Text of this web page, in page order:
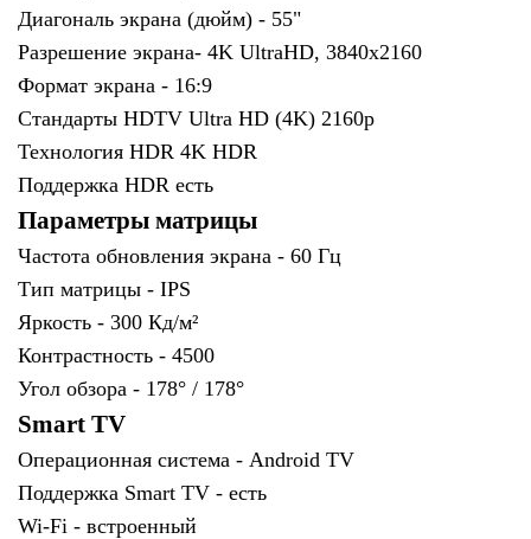
Диагональ экрана (дюйм) - 55"
Разрешение экрана- 4K UltraHD, 3840x2160
Формат экрана - 16:9
Стандарты HDTV Ultra HD (4K) 2160p
Технология HDR 4K HDR
Поддержка HDR есть
Параметры матрицы
Частота обновления экрана - 60 Гц
Тип матрицы - IPS
Яркость - 300 Кд/м²
Контрастность - 4500
Угол обзора - 178° / 178°
Smart TV
Операционная система - Android TV
Поддержка Smart TV - есть
Wi-Fi - встроенный